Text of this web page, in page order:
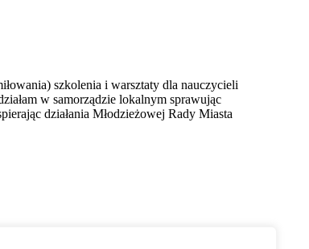
szkolenia i warsztaty dla nauczycieli
w samorządzie lokalnym sprawując
działania Młodzieżowej Rady Miasta